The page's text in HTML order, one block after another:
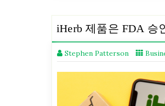
iHerb 제품은 FDA 승
Stephen Patterson